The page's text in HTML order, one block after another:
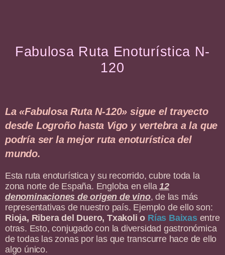
Fabulosa Ruta Enoturística N-
120
La «Fabulosa Ruta N-120» sigue el trayecto
desde Logroño hasta Vigo y vertebra a la que
podría ser la mejor ruta enoturística del
mundo.
Esta ruta enoturística y su recorrido, cubre toda la
zona norte de España. Engloba en ella12
denominaciones de origen de vino, de las más
representativas de nuestro país. Ejemplo de ello son:
Rioja, Ribera del Duero, Txakoli o Rías Baixas entre
otras. Esto, conjugado con la diversidad gastronómica
de todas las zonas por las que transcurre hace de ello
algo único.